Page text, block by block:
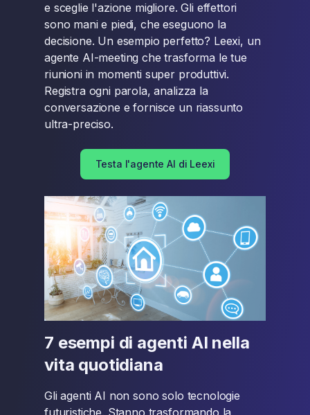
e sceglie l'azione migliore. Gli effettori
sono mani e piedi, che eseguono la
decisione. Un esempio perfetto? Leexi, un
agente AI-meeting che trasforma le tue
riunioni in momenti super produttivi.
Registra ogni parola, analizza la
conversazione e fornisce un riassunto
ultra-preciso.
Testa l'agente AI di Leexi
7 esempi di agenti AI nella
vita quotidiana
Gli agenti AI non sono solo tecnologie
futuristiche. Stanno trasformando la